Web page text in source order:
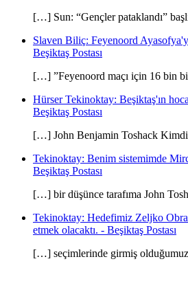
[…] Sun: “Gençler pataklandı”
Slaven Biliç: Feyenoord
Beşiktaş Postası
[…] ”Feyenoord maçı için 16 bin
Hürser Tekinoktay: Beşiktaş'ın
Beşiktaş Postası
[…] John Benjamin Toshack
Tekinoktay: Benim sistemimde
Beşiktaş Postası
[…] bir düşünce tarafıma John
Tekinoktay: Hedefimiz Zeljko
etmek olacaktı. - Beşiktaş Postası
[…] seçimlerinde girmiş olduğumuz